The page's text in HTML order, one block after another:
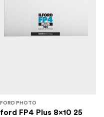
PHOTO
Ilford FP4 Plus 8x10 25